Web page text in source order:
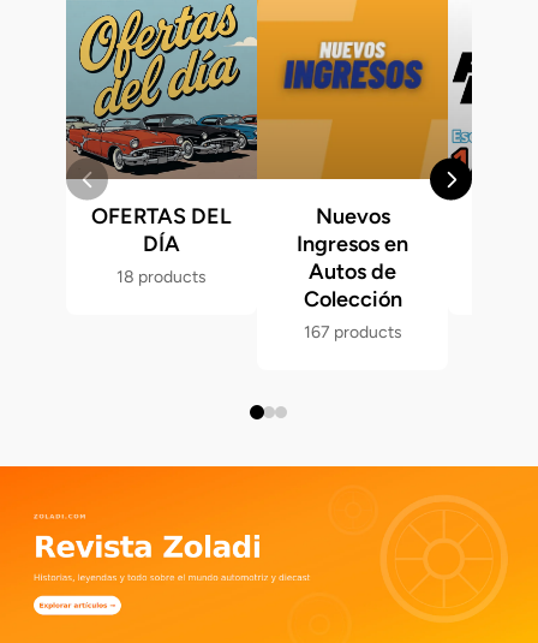
OFERTAS DEL
DÍA
18 products
Nuevos
Ingresos en
Autos de
Colección
167 products